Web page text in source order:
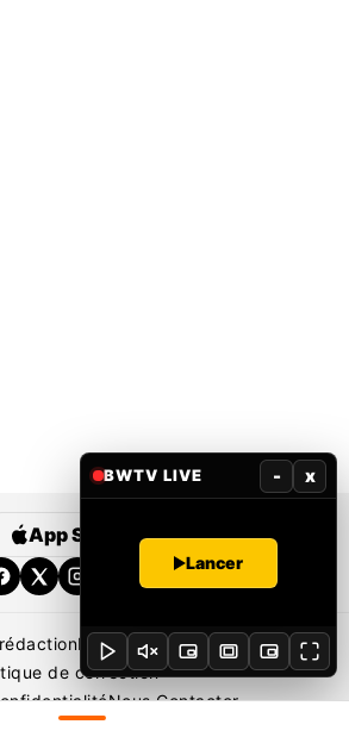
App Store Google Play
Rédaction
Mentions légales
de correction
Nous Contacter
BWTV LIVE - x
Lancer